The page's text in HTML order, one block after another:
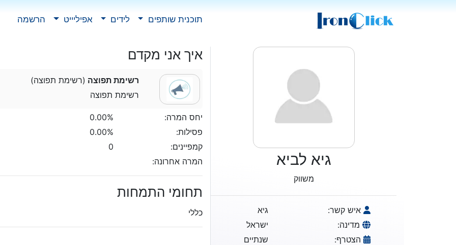
תוכנית שותפים לידים אפיליייט הרשמה
גיא לביא
משווק
איש קשר:
גיא
מדינה:
ישראל
הצטרף:
שנתיים
איך אני מקדם
רשימת תפוצה (רשימת תפוצה)
רשימת תפוצה
יחס המרה:
0.00%
פסילות:
0.00%
קמפיינים:
0
המרה אחרונה:
תחומי התמחות
כללי